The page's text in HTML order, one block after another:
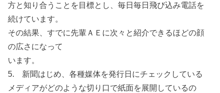
方と知り合うことを目標とし、毎日毎日飛び込み電話を
続けています。
その結果、すでに先輩ＡＥに次々と紹介できるほどの顔
の広さになって
います。
5. 新聞はじめ、各種媒体を発行日にチェックしている
メディアがどのような切り口で紙面を展開しているの